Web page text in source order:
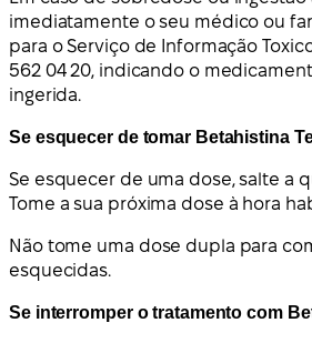
imediatamente o seu médico ou
para o Serviço de Informação
562 04 20, indicando o
ingerida.
Se esquecer de tomar Betahistina
Se esquecer de uma dose, salte a
Tome a sua próxima dose à hora
Não tome uma dose dupla para
esquecidas.
Se interromper o tratamento com